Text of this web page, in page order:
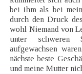
bei ihm als bei
durch den Druck
wohl Niemand von
unter schweren
aufgewachsen
nächste beste
und meine Mutter